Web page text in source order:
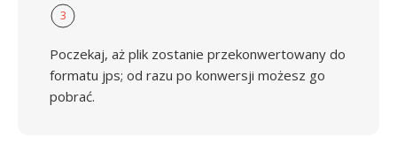
3
Poczekaj, aż plik zostanie przekonwertowany do
formatu jps; od razu po konwersji możesz go
pobrać.